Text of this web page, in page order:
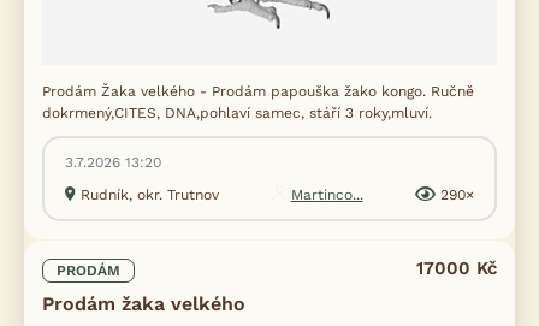
Prodám Žaka velkého - Prodám papouška žako kongo. Ručně
dokrmený,CITES, DNA,pohlaví samec, stáří 3 roky,mluví.
3.7.2026 13:20
Rudník, okr. Trutnov
Martinco... 290×
PRODÁM
Prodám žaka velkého
17000 Kč